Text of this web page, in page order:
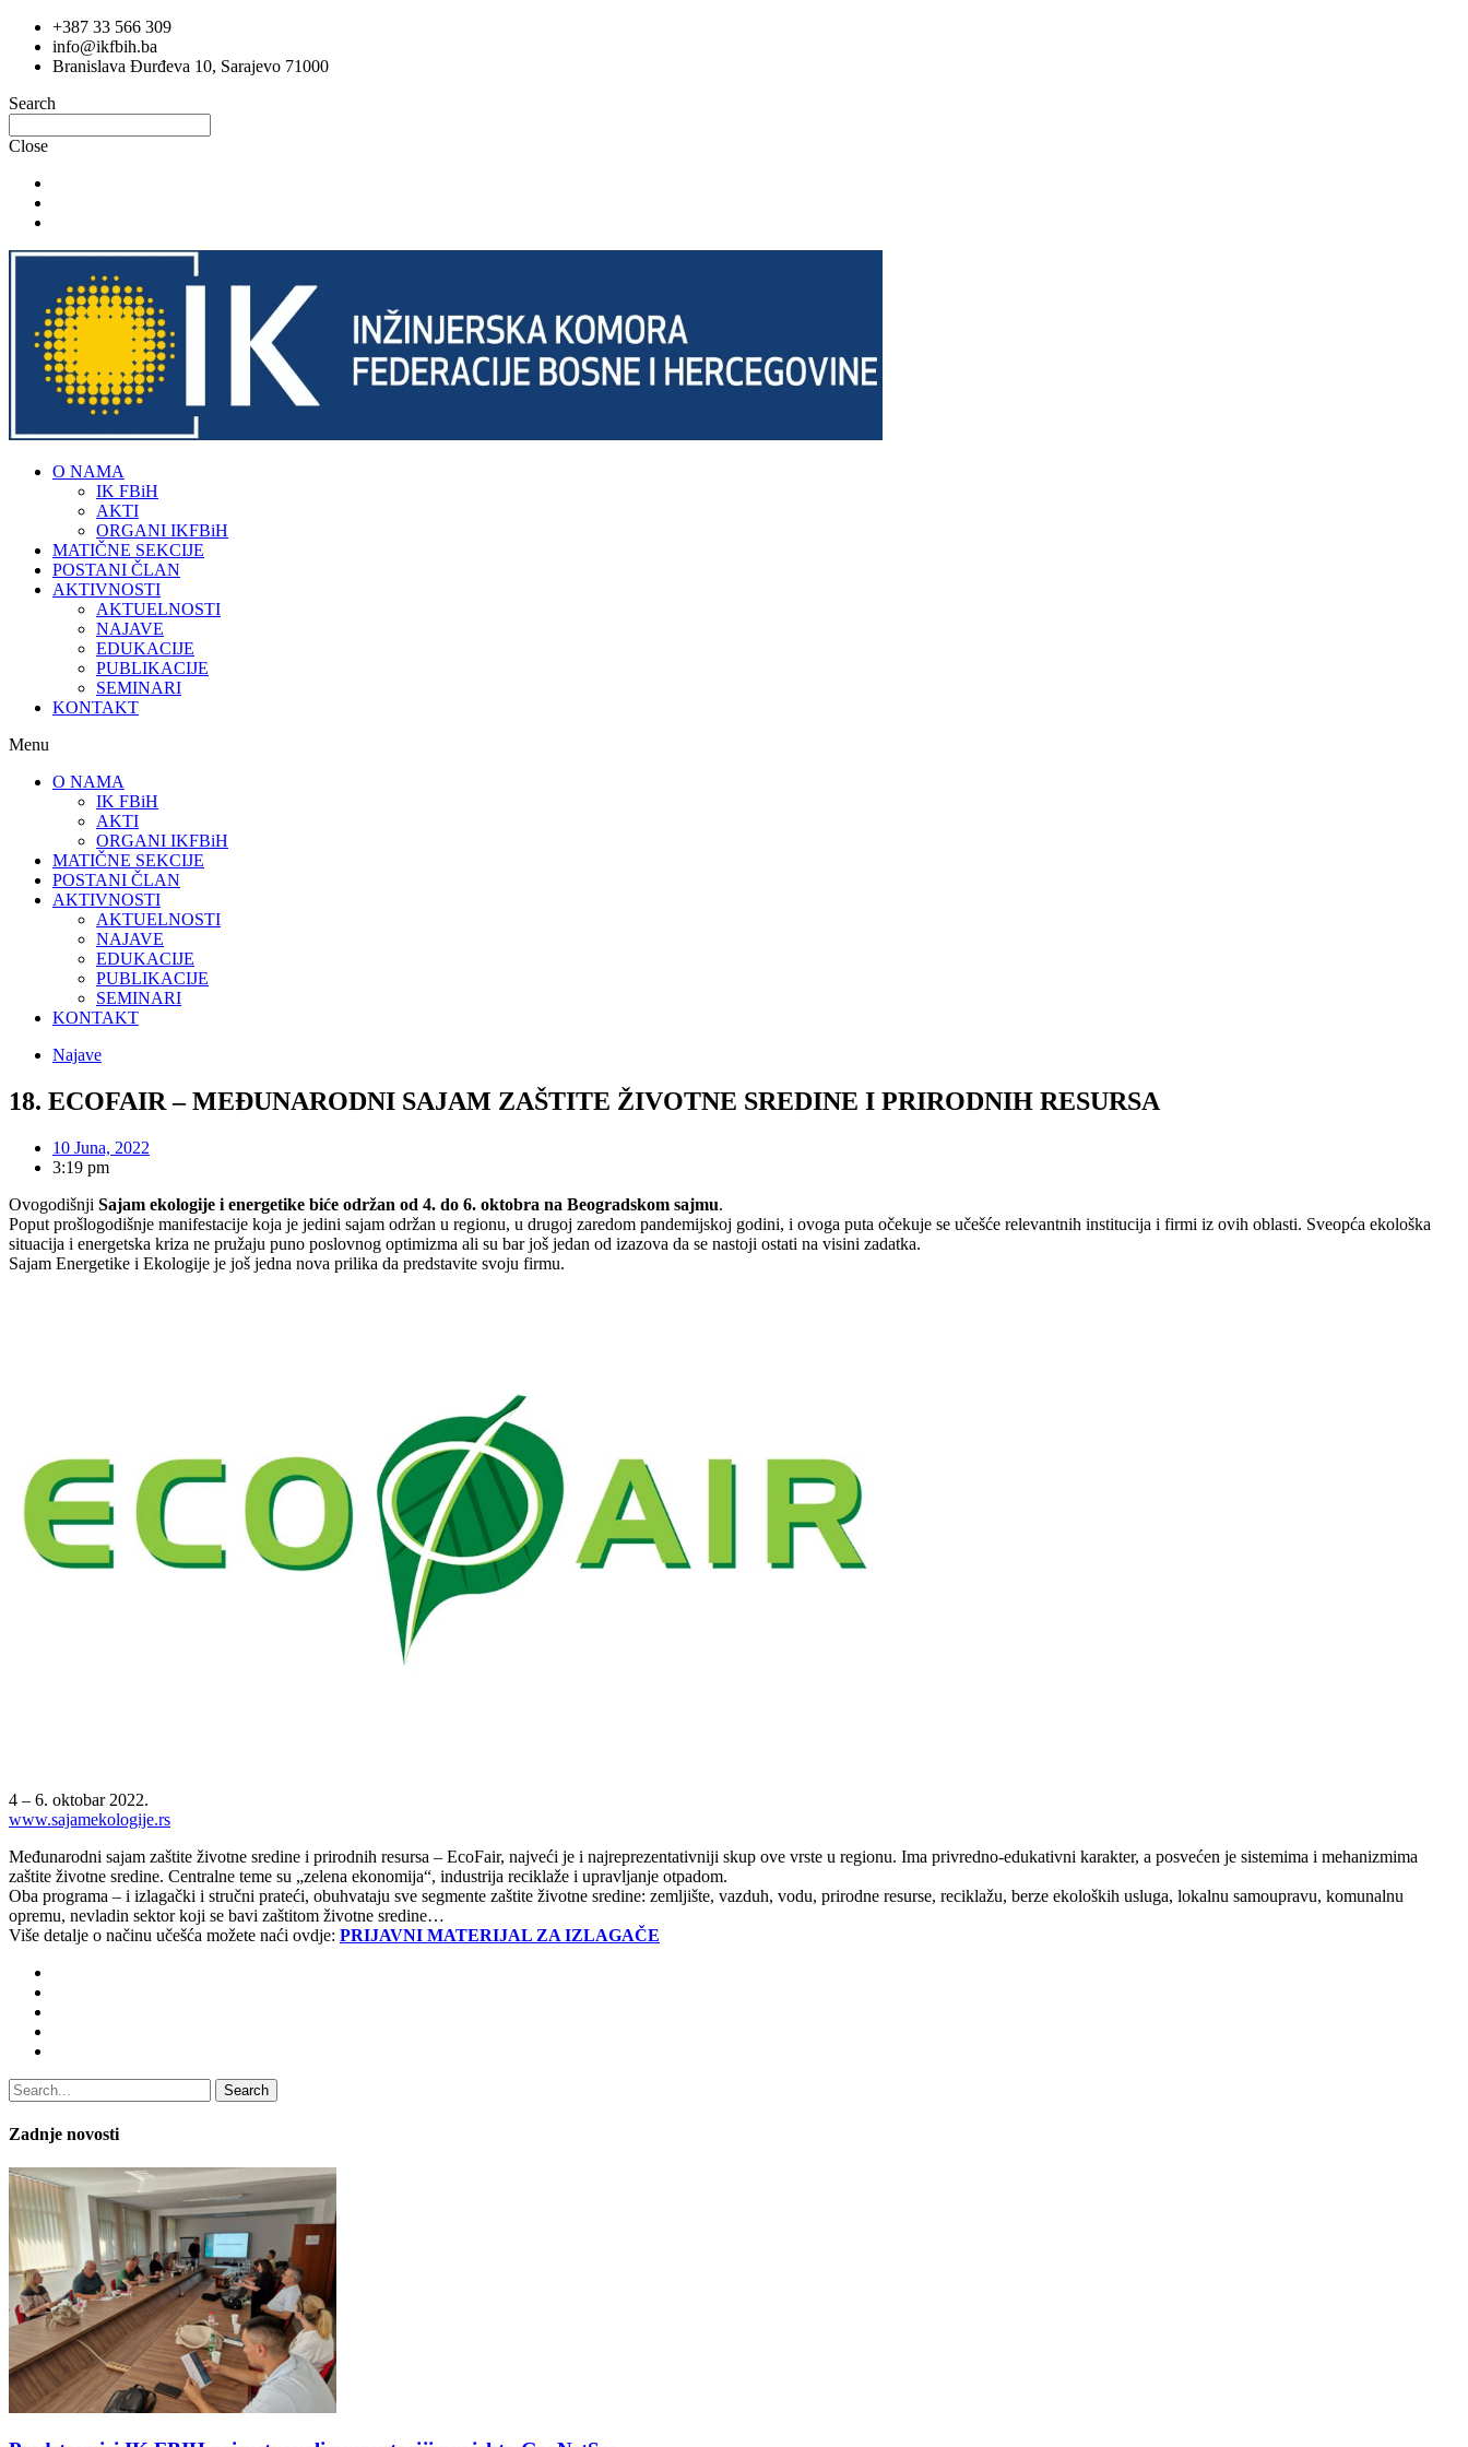
Skip
content
+387 33 566 309
info@ikfbih.ba
Branislava Đurđeva 10, Sarajevo 71000
Search
Close
O NAMA
IK FBiH
AKTI
ORGANI IKFBiH
MATIČNE SEKCIJE
POSTANI ČLAN
AKTIVNOSTI
AKTUELNOSTI
NAJAVE
EDUKACIJE
PUBLIKACIJE
SEMINARI
KONTAKT
Menu
O NAMA
IK FBiH
AKTI
ORGANI IKFBiH
MATIČNE SEKCIJE
POSTANI ČLAN
AKTIVNOSTI
AKTUELNOSTI
NAJAVE
EDUKACIJE
PUBLIKACIJE
SEMINARI
KONTAKT
Najave
18. ECOFAIR – MEĐUNARODNI SAJAM ZAŠTITE ŽIVOTNE SREDINE I PRIRODNIH RESURSA
10 Juna, 2022
3:19 pm
Ovogodišnji Sajam ekologije i energetike biće održan od 4. do 6. oktobra na Beogradskom sajmu.
Poput prošlogodišnje manifestacije koja je jedini sajam održan u regionu, u drugoj zaredom pandemijskoj godini, i ovoga puta očekuje se učešće relevantnih institucija i firmi iz ovih oblasti. Sveopća ekološka
situacija i energetska kriza ne pružaju puno poslovnog optimizma ali su bar još jedan od izazova da se nastoji ostati na visini zadatka.
Sajam Energetike i Ekologije je još jedna nova prilika da predstavite svoju firmu.
4 – 6. oktobar 2022.
www.sajamekologije.rs
Međunarodni sajam zaštite životne sredine i prirodnih resursa – EcoFair, najveći je i najreprezentativniji skup ove vrste u regionu. Ima privredno-edukativni karakter, a posvećen je sistemima i mehanizmima
zaštite životne sredine. Centralne teme su „zelena ekonomija“, industrija reciklaže i upravljanje otpadom.
Oba programa – i izlagački i stručni prateći, obuhvataju sve segmente zaštite životne sredine: zemljište, vazduh, vodu, prirodnе resursе, reciklažu, berze ekoloških usluga, lokalnu samoupravu, komunalnu
opremu, nevladin sektor koji se bavi zaštitom životne sredine…
Više detalje o načinu učešća možete naći ovdje: PRIJAVNI MATERIJAL ZA IZLAGAČE
Search
Zadnje novosti